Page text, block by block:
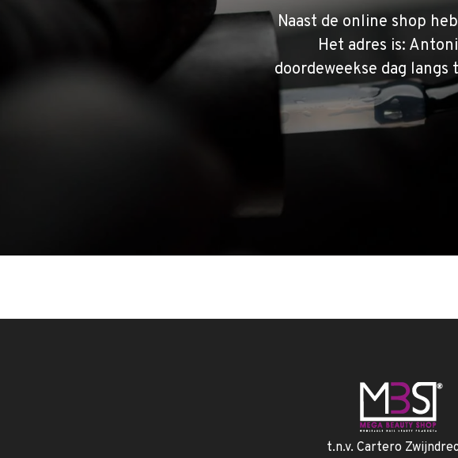
Naast de online shop
Het adres is:
doordeweekse dag langs
t.n.v. Cartero